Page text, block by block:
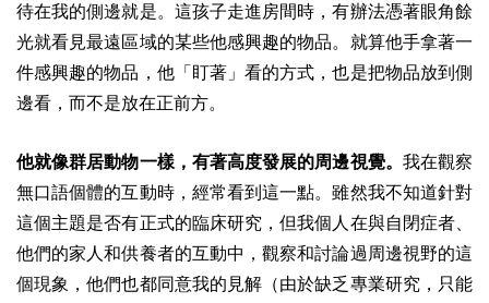
待在我的側邊就是。這孩子走進房間時，有辦法憑著眼角餘
光就看見最遠區域的某些他感興趣的物品。就算他手拿著一
件感興趣的物品，他「盯著」看的方式，也是把物品放到側
邊看，而不是放在正前方。
他就像群居動物一樣，有著高度發展的周邊視覺。 我在觀察
無口語個體的互動時，經常看到這一點。雖然我不知道針對
這個主題是否有正式的臨床研究，但我個人在與自閉症者、
他們的家人和供養者的互動中，觀察和討論過周邊視野的這
個現象，他們也都同意我的見解（由於缺乏專業研究，只能